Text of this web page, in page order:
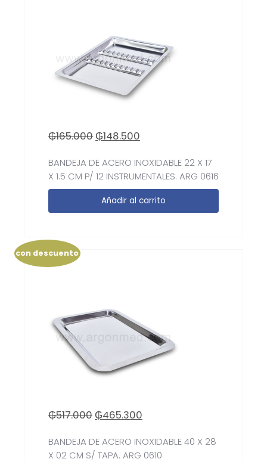
₲165.000 ₲148.500
BANDEJA DE ACERO INOXIDABLE 22 X 17
X 1.5 CM P/ 12 INSTRUMENTALES. ARG 0616
Añadir al carrito
con descuento
₲517.000 ₲465.300
BANDEJA DE ACERO INOXIDABLE 40 X 28
X 02 CM S/ TAPA. ARG 0610